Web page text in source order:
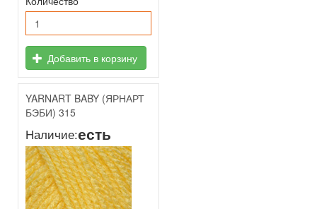
Добавить в корзину
YARNART BABY (ЯРНАРТ
БЭБИ) 315
Наличие:есть